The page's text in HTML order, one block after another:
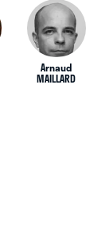
Arnaud
MAILLARD